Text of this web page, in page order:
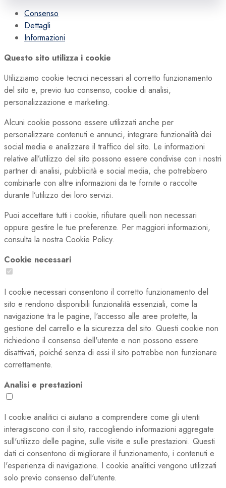
Consenso
Dettagli
Informazioni
Questo sito utilizza i cookie
Utilizziamo cookie tecnici necessari al corretto funzionamento
del sito e, previo tuo consenso, cookie di analisi,
personalizzazione e marketing.
Alcuni cookie possono essere utilizzati anche per
personalizzare contenuti e annunci, integrare funzionalità dei
social media e analizzare il traffico del sito. Le informazioni
relative all’utilizzo del sito possono essere condivise con i nostri
partner di analisi, pubblicità e social media, che potrebbero
combinarle con altre informazioni da te fornite o raccolte
durante l’utilizzo dei loro servizi.
Puoi accettare tutti i cookie, rifiutare quelli non necessari
oppure gestire le tue preferenze. Per maggiori informazioni,
consulta la nostra Cookie Policy.
Cookie necessari
I cookie necessari consentono il corretto funzionamento del
sito e rendono disponibili funzionalità essenziali, come la
navigazione tra le pagine, l'accesso alle aree protette, la
gestione del carrello e la sicurezza del sito. Questi cookie non
richiedono il consenso dell'utente e non possono essere
disattivati, poiché senza di essi il sito potrebbe non funzionare
correttamente.
Analisi e prestazioni
I cookie analitici ci aiutano a comprendere come gli utenti
interagiscono con il sito, raccogliendo informazioni aggregate
sull'utilizzo delle pagine, sulle visite e sulle prestazioni. Questi
dati ci consentono di migliorare il funzionamento, i contenuti e
l'esperienza di navigazione. I cookie analitici vengono utilizzati
solo previo consenso dell'utente.